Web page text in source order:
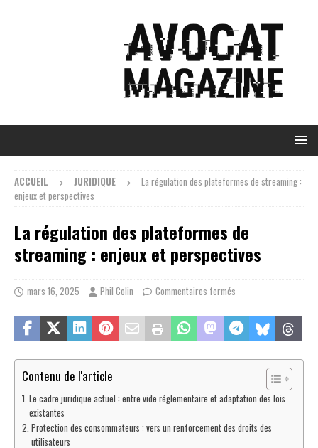
ACCUEIL JURIDIQUE
La régulation des plateformes de streaming :
enjeux et perspectives
La régulation des plateformes de
streaming : enjeux et perspectives
mars 16, 2025 Phil Colin Commentaires fermés
Contenu de l'article
Le cadre juridique actuel : entre vide réglementaire et adaptation des lois
existantes
Protection des consommateurs : vers un renforcement des droits des
utilisateurs